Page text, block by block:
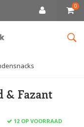
0
& Fazant
12 OP VOORRAAD